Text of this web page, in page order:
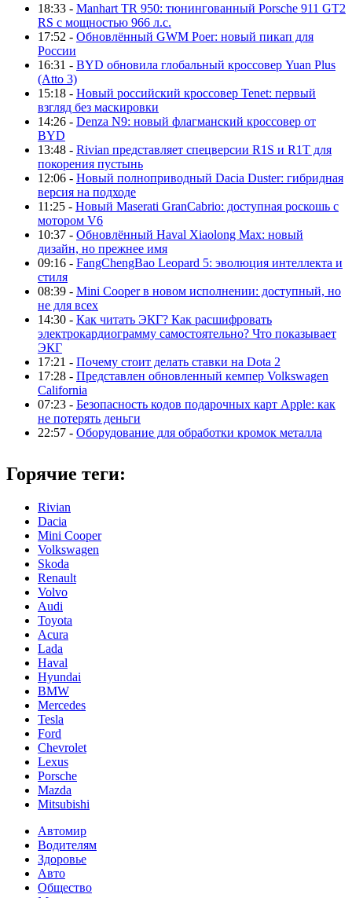
18:33 - Manhart TR 950: тюнингованный Porsche 911 GT2
RS с мощностью 966 л.с.
17:52 - Обновлённый GWM Poer: новый пикап для
России
16:31 - BYD обновила глобальный кроссовер Yuan Plus
(Atto 3)
15:18 - Новый российский кроссовер Tenet: первый
взгляд без маскировки
14:26 - Denza N9: новый флагманский кроссовер от
BYD
13:48 - Rivian представляет спецверсии R1S и R1T для
покорения пустынь
12:06 - Новый полноприводный Dacia Duster: гибридная
версия на подходе
11:25 - Новый Maserati GranCabrio: доступная роскошь с
мотором V6
10:37 - Обновлённый Haval Xiaolong Max: новый
дизайн, но прежнее имя
09:16 - FangChengBao Leopard 5: эволюция интеллекта и
стиля
08:39 - Mini Cooper в новом исполнении: доступный, но
не для всех
14:30 - Как читать ЭКГ? Как расшифровать
электрокардиограмму самостоятельно? Что показывает
ЭКГ
17:21 - Почему стоит делать ставки на Dota 2
17:28 - Представлен обновленный кемпер Volkswagen
California
07:23 - Безопасность кодов подарочных карт Apple: как
не потерять деньги
22:57 - Оборудование для обработки кромок металла
Горячие теги:
Rivian
Dacia
Mini Cooper
Volkswagen
Skoda
Renault
Volvo
Audi
Toyota
Acura
Lada
Haval
Hyundai
BMW
Mercedes
Tesla
Ford
Chevrolet
Lexus
Porsche
Mazda
Mitsubishi
Автомир
Водителям
Здоровье
Авто
Общество